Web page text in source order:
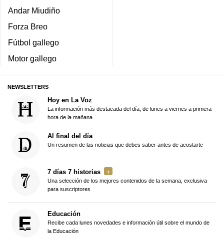
Andar Miudiño
Forza Breo
Fútbol gallego
Motor gallego
NEWSLETTERS
Hoy en La Voz
La información más destacada del día, de lunes a viernes a primera
hora de la mañana
Al final del día
Un resumen de las noticias que debes saber antes de acostarte
7 días 7 historias
Una selección de los mejores contenidos de la semana, exclusiva
para suscriptores
Educación
Recibe cada lunes novedades e información útil sobre el mundo de
la Educación